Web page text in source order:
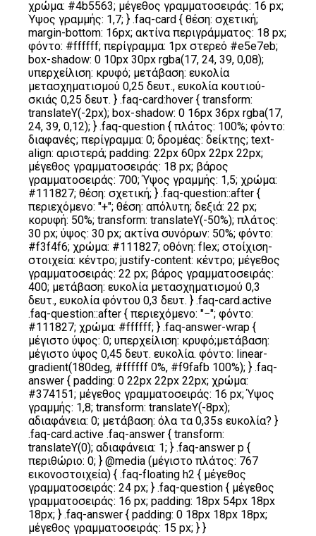
χρώμα: #4b5563; μέγεθος γραμματοσειράς: 16 px;
Ύψος γραμμής: 1,7; } .faq-card { θέση: σχετική;
margin-bottom: 16px; ακτίνα περιγράμματος: 18 px;
φόντο: #ffffff; περίγραμμα: 1px στερεό #e5e7eb;
box-shadow: 0 10px 30px rgba(17, 24, 39, 0,08);
υπερχείλιση: κρυφό; μετάβαση: ευκολία
μετασχηματισμού 0,25 δευτ., ευκολία κουτιού-
σκιάς 0,25 δευτ. } .faq-card:hover { transform:
translateY(-2px); box-shadow: 0 16px 36px rgba(17,
24, 39, 0,12); } .faq-question { πλάτος: 100%; φόντο:
διαφανές; περίγραμμα: 0; δρομέας: δείκτης; text-
align: αριστερά; padding: 22px 60px 22px 22px;
μέγεθος γραμματοσειράς: 18 px; βάρος
γραμματοσειράς: 700; Ύψος γραμμής: 1,5; χρώμα:
#111827; θέση: σχετική; } .faq-question::after {
περιεχόμενο: "+"; θέση: απόλυτη; δεξιά: 22 px;
κορυφή: 50%; transform: translateY(-50%); πλάτος:
30 px; ύψος: 30 px; ακτίνα συνόρων: 50%; φόντο:
#f3f4f6; χρώμα: #111827; οθόνη: flex; στοίχιση-
στοιχεία: κέντρο; justify-content: κέντρο; μέγεθος
γραμματοσειράς: 22 px; βάρος γραμματοσειράς:
400; μετάβαση: ευκολία μετασχηματισμού 0,3
δευτ., ευκολία φόντου 0,3 δευτ. } .faq-card.active
.faq-question::after { περιεχόμενο: "−"; φόντο:
#111827; χρώμα: #ffffff; } .faq-answer-wrap {
μέγιστο ύψος: 0; υπερχείλιση: κρυφό;μετάβαση:
μέγιστο ύψος 0,45 δευτ. ευκολία. φόντο: linear-
gradient(180deg, #ffffff 0%, #f9fafb 100%); } .faq-
answer { padding: 0 22px 22px 22px; χρώμα:
#374151; μέγεθος γραμματοσειράς: 16 px; Ύψος
γραμμής: 1,8; transform: translateY(-8px);
αδιαφάνεια: 0; μετάβαση: όλα τα 0,35s ευκολία? }
.faq-card.active .faq-answer { transform:
translateY(0); αδιαφάνεια: 1; } .faq-answer p {
περιθώριο: 0; } @media (μέγιστο πλάτος: 767
εικονοστοιχεία) { .faq-floating h2 { μέγεθος
γραμματοσειράς: 24 px; } .faq-question { μέγεθος
γραμματοσειράς: 16 px; padding: 18px 54px 18px
18px; } .faq-answer { padding: 0 18px 18px 18px;
μέγεθος γραμματοσειράς: 15 px; } }